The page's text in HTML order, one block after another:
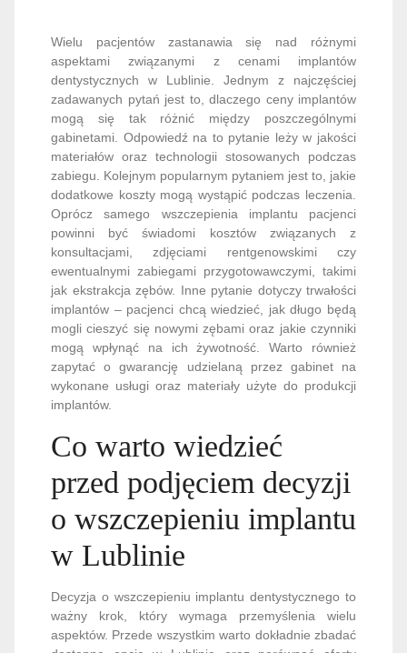
Wielu pacjentów zastanawia się nad różnymi
aspektami związanymi z cenami implantów
dentystycznych w Lublinie. Jednym z najczęściej
zadawanych pytań jest to, dlaczego ceny implantów
mogą się tak różnić między poszczególnymi
gabinetami. Odpowiedź na to pytanie leży w jakości
materiałów oraz technologii stosowanych podczas
zabiegu. Kolejnym popularnym pytaniem jest to, jakie
dodatkowe koszty mogą wystąpić podczas leczenia.
Oprócz samego wszczepienia implantu pacjenci
powinni być świadomi kosztów związanych z
konsultacjami, zdjęciami rentgenowskimi czy
ewentualnymi zabiegami przygotowawczymi, takimi
jak ekstrakcja zębów. Inne pytanie dotyczy trwałości
implantów – pacjenci chcą wiedzieć, jak długo będą
mogli cieszyć się nowymi zębami oraz jakie czynniki
mogą wpłynąć na ich żywotność. Warto również
zapytać o gwarancję udzielaną przez gabinet na
wykonane usługi oraz materiały użyte do produkcji
implantów.
Co warto wiedzieć
przed podjęciem decyzji
o wszczepieniu implantu
w Lublinie
Decyzja o wszczepieniu implantu dentystycznego to
ważny krok, który wymaga przemyślenia wielu
aspektów. Przede wszystkim warto dokładnie zbadać